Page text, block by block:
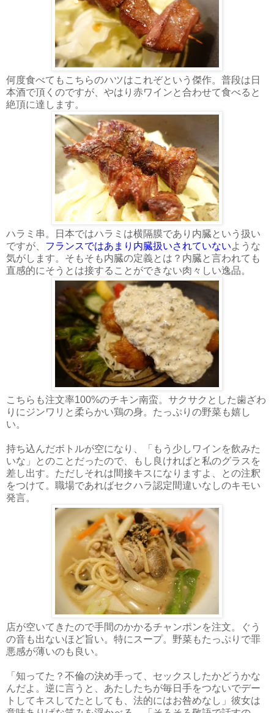
何度食べてもこちらのハツはこれぞという傑作。普段は日
本酒で頂くのですが、やはり赤ワインと合わせて食べると
絶頂に達します。
ハラミ串。日本ではハラミは横隔膜であり内臓という扱い
ですが、 フランスではあまり内臓扱いされていないような
気がします。そもそも内臓の定義とは？内臓と言われても
直感的にそうとは接することができない肉々しい逸品。
こちらも注文率100%のチキン南蛮。サクサクとした歯ざわ
りにジンワリと柔らかい鶏の身。たっぷりの野菜も嬉し
い。
持ち込んだボトルが空になり、「もう少しワインを飲みた
いな」とのことだったので、もし良ければと私のグラスを
差し出す。ただしそれは間接キスになりますよ、との注釈
をつけて。職場であればセクハラ認定間違いなしのキモい
発言。
店が空いてきたので手間のかかるチャンポンを注文。ぐう
の音も出ないほど旨い。特にスープ。野菜もたっぷりで罪
悪感が薄いのも良い。
「知ってた？不倫の決め手って、セックスしたかどうかな
んだよ。逆に言うと、あたしたちが毎日手をつないでデー
トしてキスしてたとしても、法的にはお咎めなし」彼女は